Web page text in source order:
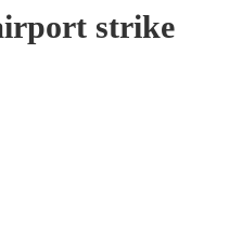
strike